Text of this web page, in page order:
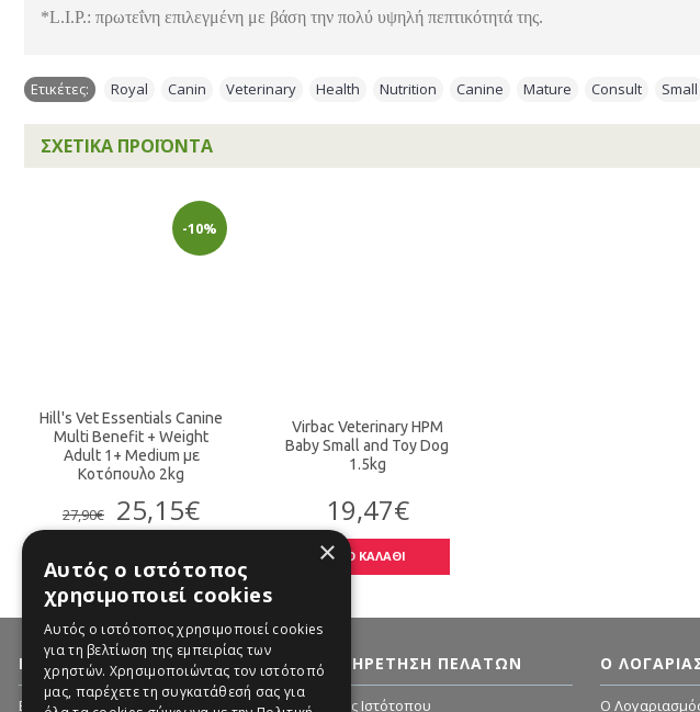
*L.I.P.: πρωτεΐνη επιλεγμένη με βάση την πολύ υψηλή πεπτικότητά της.
Ετικέτες: Royal Canin Veterinary Health Nutrition Canine Mature Consult Small
ΣΧΕΤΙΚΆ ΠΡΟΪΌΝΤΑ
-10%
Hill's Vet Essentials Canine
Multi Benefit + Weight
Adult 1+ Medium με
Κοτόπουλο 2kg
27,90€ 25,15€
Virbac Veterinary HPM
Baby Small and Toy Dog
1.5kg
19,47€
ΣΤΟ ΚΑΛΑΘΙ
ΠΛΗΡΟΦΟΡΊΕΣ
Εταιρία - Ιστορικό
ΕΞΥΠΗΡΈΤΗΣΗ ΠΕΛΑΤΏΝ
Χάρτης Ιστότοπου
Ο
O
×
Αυτός ο ιστότοπος
χρησιμοποιεί cookies
Αυτός ο ιστότοπος χρησιμοποιεί cookies
για τη βελτίωση της εμπειρίας των
χρηστών. Χρησιμοποιώντας τον ιστότοπό
μας, παρέχετε τη συγκατάθεσή σας για